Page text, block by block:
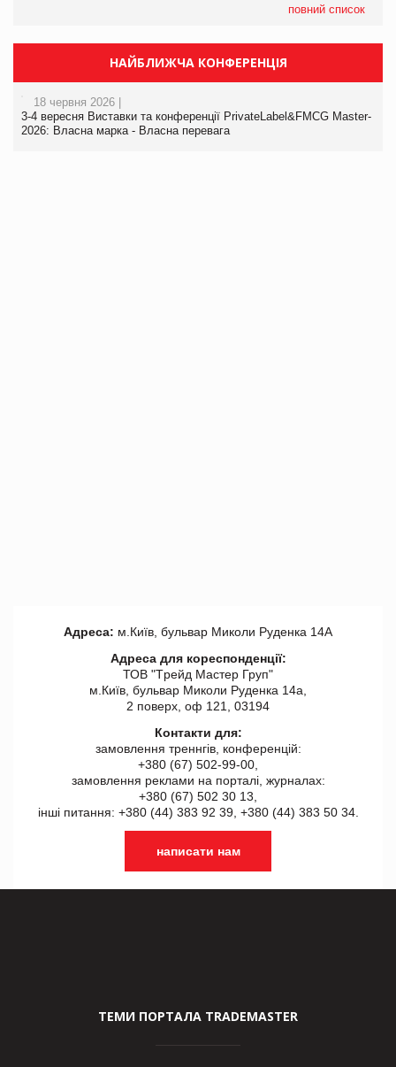
повний список
НАЙБЛИЖЧА КОНФЕРЕНЦІЯ
18 червня 2026 |
3-4 вересня Виставки та конференції PrivateLabel&FMCG Master-
2026: Власна марка - Власна перевага
Адреса: м.Київ, бульвар Миколи Руденка 14А
Адреса для кореспонденції:
ТОВ "Tрейд Мастер Груп"
м.Київ, бульвар Миколи Руденка 14а,
2 поверх, оф 121, 03194
Контакти для:
замовлення треннгів, конференцій:
+380 (67) 502-99-00,
замовлення реклами на порталі, журналах:
+380 (67) 502 30 13,
інші питання: +380 (44) 383 92 39, +380 (44) 383 50 34.
написати нам
ТЕМИ ПОРТАЛА TRADEMASTER